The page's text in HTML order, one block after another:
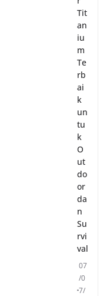
Tit
an
iu
m
Te
rb
ai
k
un
tu
k
O
ut
do
or
da
n
Su
rvi
val
07
/0
7/